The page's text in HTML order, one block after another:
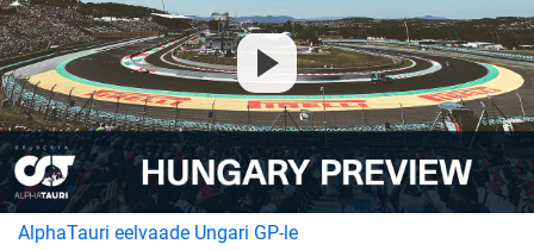
AlphaTauri eelvaade Ungari GP-le